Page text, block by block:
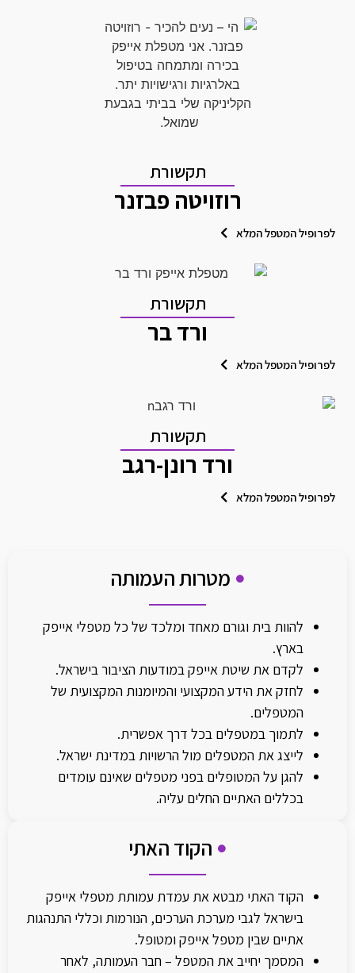
תקשורת
רוזויטה פבזנר
לפרופיל המטפל המלא
תקשורת
ורד בר
לפרופיל המטפל המלא
תקשורת
ורד רונן-רגב
לפרופיל המטפל המלא
מטרות העמותה
להוות בית וגורם מאחד ומלכד של כל מטפלי אייפק
בארץ.
לקדם את שיטת אייפק במודעות הציבור בישראל.
לחזק את הידע המקצועי והמיומנות המקצועית של
המטפלים.
לתמוך במטפלים בכל דרך אפשרית.
לייצג את המטפלים מול הרשויות במדינת ישראל.
להגן על המטופלים בפני מטפלים שאינם עומדים
בכללים האתיים החלים עליה.
הקוד האתי​
הקוד האתי מבטא את עמדת עמותת מטפלי אייפק
בישראל לגבי מערכת הערכים, הנורמות וכללי התנהגות
אתיים שבין מטפל אייפק ומטופל.
המסמך יחייב את המטפל – חבר העמותה, לאחר